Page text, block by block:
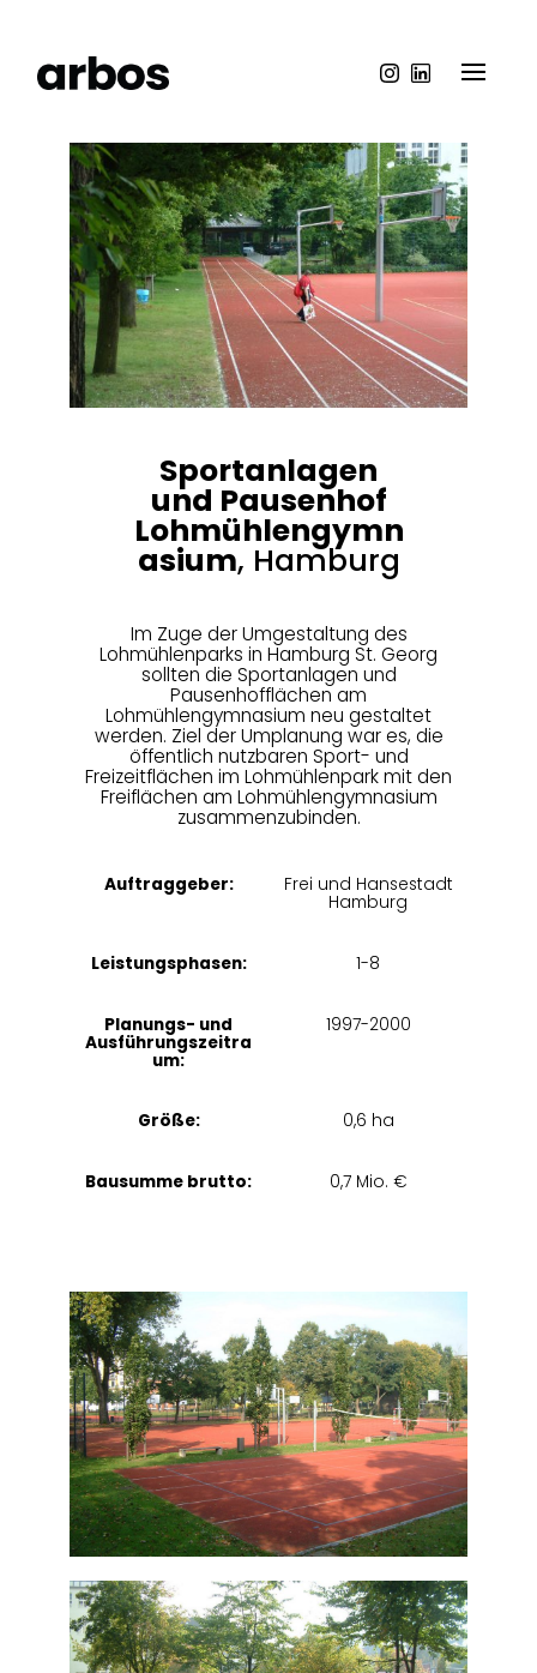
Sportanlagen
und Pausenhof
Lohmühlengymn
asium, Hamburg​
Im Zuge der Umgestaltung des
Lohmühlenparks in Hamburg St. Georg
sollten die Sportanlagen und
Pausenhofflächen am
Lohmühlengymnasium neu gestaltet
werden. Ziel der Umplanung war es, die
öffentlich nutzbaren Sport- und
Freizeitflächen im Lohmühlenpark mit den
Freiflächen am Lohmühlengymnasium
zusammenzubinden.
Auftraggeber:
Leistungsphasen:
Planungs- und
Ausführungszeitra
um:
Größe:
Bausumme brutto:
Frei und Hansestadt
Hamburg
1-8
1997-2000
0,6 ha
0,7 Mio. €